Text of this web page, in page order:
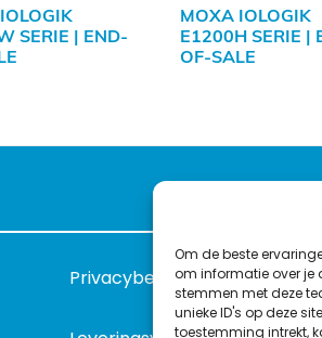
Om de beste
om informatie over je
stemmen met deze
unieke ID's op deze
toestemming intrekt,
SERIE | END-
MOXA IOLOGIK
E1200H SERIE |
OF-SALE
Privacybeleid